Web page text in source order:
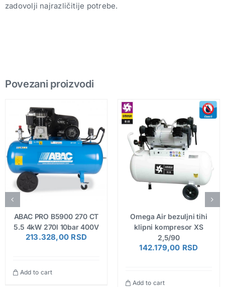
zadovolji najrazličitije potrebe.
Povezani proizvodi
ABAC PRO B5900 270 CT
5.5 4kW 270l 10bar 400V
213.328,00 RSD
Add to cart
Omega Air bezuljni tihi
klipni kompresor XS
2,5/90
142.179,00 RSD
Add to cart